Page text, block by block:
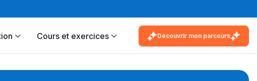
Cours et exercices Découvrir mon parcours